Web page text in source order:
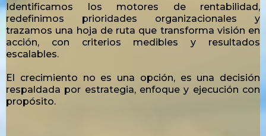
Identificamos los motores de rentabilidad,
redefinimos prioridades organizacionales y
trazamos una hoja de ruta que transforma visión en
acción, con criterios medibles y resultados
escalables.
El crecimiento no es una opción, es una decisión
respaldada por estrategia, enfoque y ejecución con
propósito.